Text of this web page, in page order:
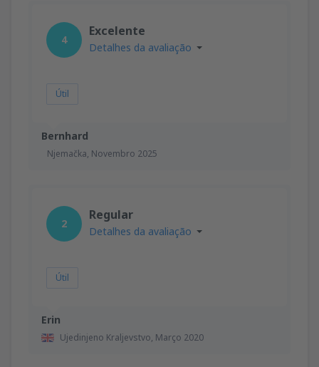
Bernhard
Njemačka, Novembro 2025
4
Excelente
Detalhes da avaliação
Útil
Erin
Ujedinjeno Kraljevstvo, Março 2020
2
Regular
Detalhes da avaliação
Útil